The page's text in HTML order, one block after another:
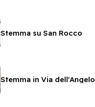
Stemma su San Rocco
Stemma in Via dell'Angelo